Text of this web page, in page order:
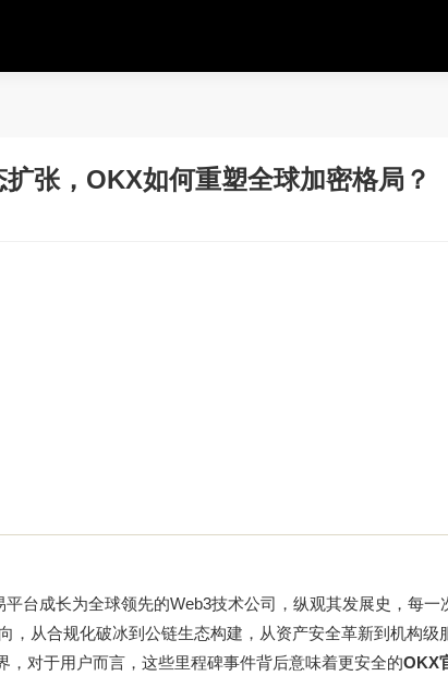
张，OKX如何重塑全球加密格局？
台成长为全球领先的Web3技术公司，纵观其发展史，每一
，从合规化破冰到公链生态构建，从资产安全革新到机构级
，对于用户而言，这些里程碑事件背后意味着更安全的OKX